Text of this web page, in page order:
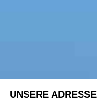
UNSERE ADRESSE